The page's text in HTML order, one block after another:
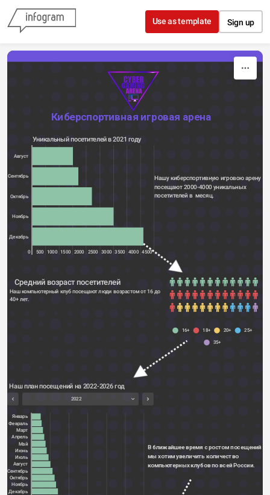
Skip to content
Use as template Sign up
Киберспортивная игровая арена
Уникальный посетителей в 2021 году
Август
Сентябрь
Октябрь
Ноябрь
Декабрь
0 500 1000 1500 2000 2500 3000 3500 4000 4500
Нашу киберспортивную игровою арену
посещают 2000-4000 уникальных
посетителей в  месяц.
16+ 18+ 20+ 25+
35+
Средний возраст посетителей
Наш компьютерный клуб посещают люди возрастом от 16 до
40+ лет.
Наш план посещений на 2022-2026 год
2022
Январь
Февраль
Март
Апрель
Май
Июнь
Июль
Август
Сентябрь
Октябрь
Ноябрь
Декабрь
В ближайшее время с ростом посещений
мы хотим увеличить количество
компьютерных клубов по всей России.